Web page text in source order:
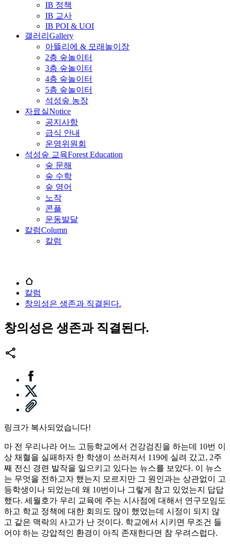
IB 정책
IB 교사
IB POI & UOI
갤러리 Gallery
아뜰리에 & 모래놀이장
2층 숲놀이터
3층 숲놀이터
4층 숲놀이터
5층 숲놀이터
석성숲 농장
자료실Notice
공지사항
급식 안내
운영위원회
석성숲 교육Forest Education
숲 문해
숲 수학
숲 영어
노작
콘플
운동발달
칼럼Column
칼럼
칼럼
창의성은 생존과 직결된다.
창의성은 생존과 직결된다.
링크가 복사되었습니다!
마 전 우리나라 어느 고등학교에서 건강검진을 하는데 10번 이
상 채혈을 실패하자 한 학생이 쓰러져서 119에 실려 갔고, 2주
째 전신 경련 발작을 일으키고 있다는 뉴스를 보았다. 이 뉴스
는 무엇을 전하고자 했는지 모르지만 그 원인과는 상관없이 고
등학생이나 되었는데 왜 10번이나 그렇게 참고 있었는지 답답
했다. 세월호가 우리 교육에 주는 시사점에 대해서 연구모임도
하고 학교 정책에 대한 회의도 많이 했었는데 시정이 되지 않
고 같은 맥락의 사고가 난 것이다. 학교에서 시키면 무조건 들
어야 하는 강압적인 환경이 아직 존재한다면 참 우려스럽다.